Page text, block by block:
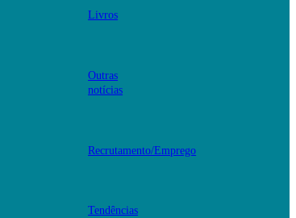
Livros
Outras
notícias
Recrutamento/Emprego
Tendências